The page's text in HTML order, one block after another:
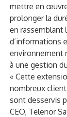
mettre en
prolonger la
en rassemblant
d’informations
environnement
à une gestion
« Cette
nombreux
sont desservis
CEO, Telenor